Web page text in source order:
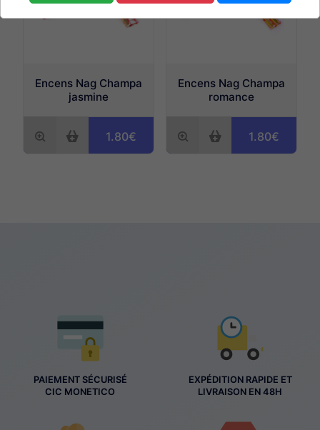
Encens Nag Champa
jasmine
1.80€
Encens Nag Champa
romance
1.80€
PAIEMENT SÉCURISÉ
CIC MONETICO
EXPÉDITION RAPIDE ET
LIVRAISON EN 48H